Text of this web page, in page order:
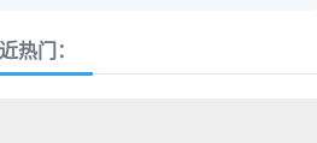
热门：